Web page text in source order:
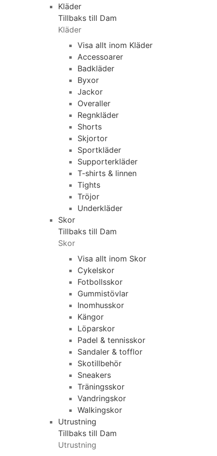
Kläder
Tillbaks till Dam
Kläder
Visa allt inom Kläder
Accessoarer
Badkläder
Byxor
Jackor
Overaller
Regnkläder
Shorts
Skjortor
Sportkläder
Supporterkläder
T-shirts & linnen
Tights
Tröjor
Underkläder
Skor
Tillbaks till Dam
Skor
Visa allt inom Skor
Cykelskor
Fotbollsskor
Gummistövlar
Inomhusskor
Kängor
Löparskor
Padel & tennisskor
Sandaler & tofflor
Skotillbehör
Sneakers
Träningsskor
Vandringskor
Walkingskor
Utrustning
Tillbaks till Dam
Utrustning